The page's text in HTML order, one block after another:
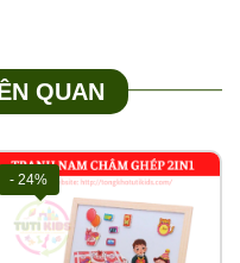
QUAN
- 24%